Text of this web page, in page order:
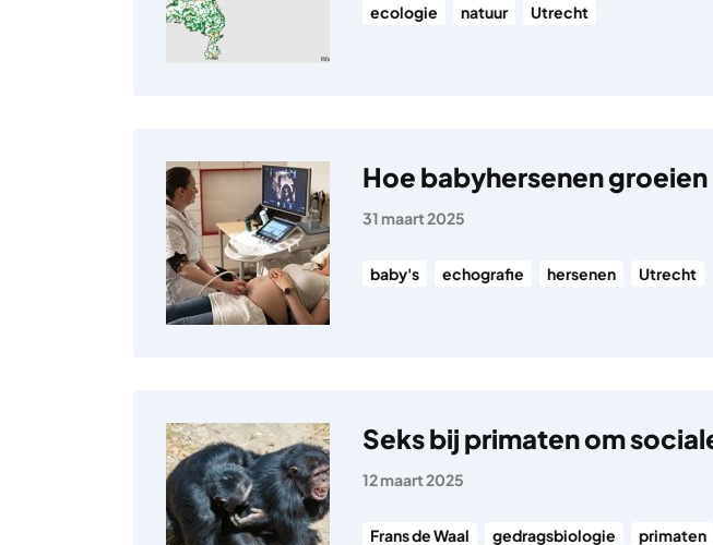
ecologie natuur Utrecht
Hoe babyhersenen groeien
31 maart 2025
baby's echografie hersenen Utrecht
Seks bij primaten om
12 maart 2025
Frans de Waal gedragsbiologie primaten